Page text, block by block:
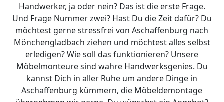
Handwerker, ja oder nein? Das ist die erste Frage.
Und Frage Nummer zwei? Hast Du die Zeit dafür? Du
möchtest gerne stressfrei von Aschaffenburg nach
Mönchen­gladbach ziehen und möchtest alles selbst
erledigen? Wie soll das funktionieren? Unsere
Möbelmonteure sind wahre Handwerksgenies. Du
kannst Dich in aller Ruhe um andere Dinge in
Aschaffenburg kümmern, die Möbeldemontage